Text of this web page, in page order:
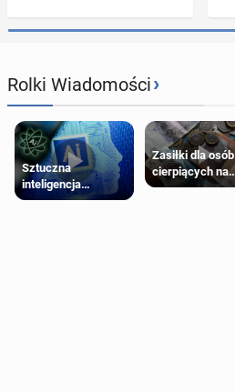
Rolki Wiadomości›
Sztuczna
inteligencja
próbowała oszukać
Zasiłki dla osób
cierpiących na
schorzenia